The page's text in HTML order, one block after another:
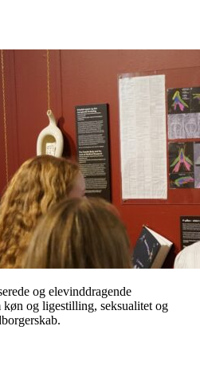
og elevinddragende
og ligestilling, seksualitet og